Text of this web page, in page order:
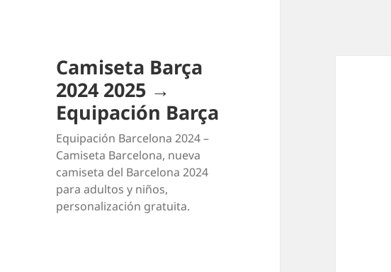
Camiseta Barça
2024 2025 →
Equipación Barça
Equipación Barcelona 2024 –
Camiseta Barcelona, nueva
camiseta del Barcelona 2024
para adultos y niños,
personalización gratuita.